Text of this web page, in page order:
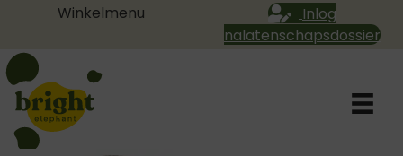
Winkelmenu
Inlog
nalatenschapsdossier